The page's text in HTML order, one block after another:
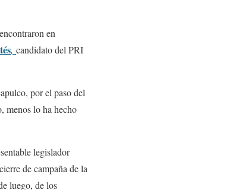
en
, candidato del PRI
por el paso del
menos lo ha hecho
legislador
de campaña de la
luego, de los